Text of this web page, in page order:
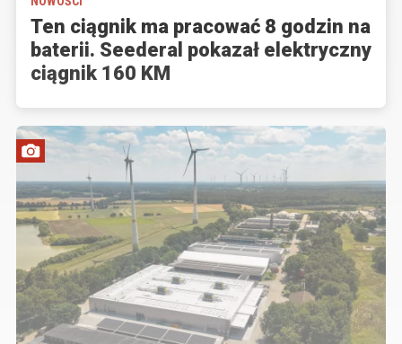
Ten ciągnik ma pracować 8 godzin na
baterii. Seederal pokazał elektryczny
ciągnik 160 KM